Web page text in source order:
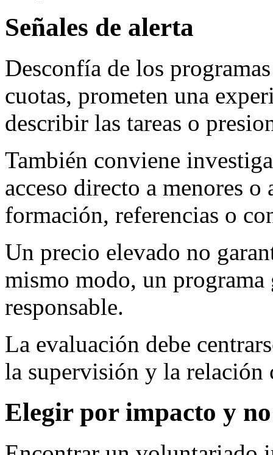
Señales de alerta
Desconfía de los
cuotas, prometen una
describir las tareas o
También conviene
acceso directo a menores
formación, referencias o
Un precio elevado no
mismo modo, un programa
responsable.
La evaluación debe
la supervisión y la
Elegir por impacto y